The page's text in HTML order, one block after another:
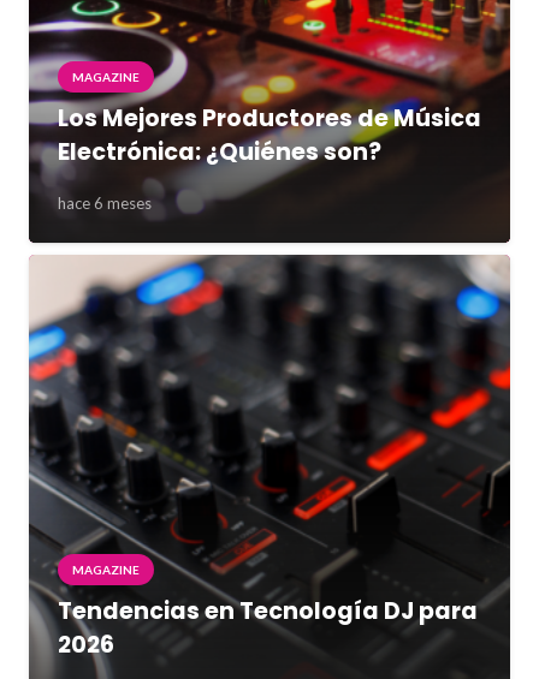
MAGAZINE
Los Mejores Productores de Música
Electrónica: ¿Quiénes son?
hace 6 meses
MAGAZINE
Tendencias en Tecnología DJ para
2026